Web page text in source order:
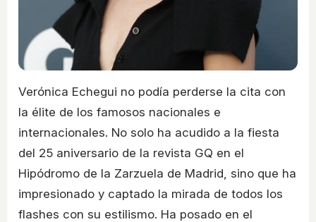
Verónica Echegui no podía perderse la cita con
la élite de los famosos nacionales e
internacionales. No solo ha acudido a la fiesta
del 25 aniversario de la revista GQ en el
Hipódromo de la Zarzuela de Madrid, sino que ha
impresionado y captado la mirada de todos los
flashes con su estilismo. Ha posado en el